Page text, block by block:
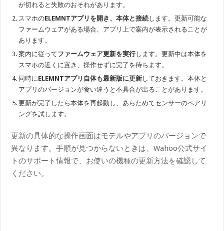
が切れると失敗のおそれがあります。
スマホのELEMNTアプリを開き、本体と接続します。更新可能な
ファームウェアがある場合、アプリ上で案内が表示されることが
あります。
案内に従ってファームウェア更新を実行します。更新中は本体を
スマホの近くに置き、操作せずに完了を待ちます。
同時に ELEMNTアプリ自体も最新版に更新しておきます。本体と
アプリのバージョンが食い違うと不具合が出ることがあります。
更新が完了したら本体を再起動し、あらためてセンサーのペアリ
ングを試します。
更新の具体的な操作画面はモデルやアプリのバージョンで
異なります。手順が見つからないときは、Wahoo公式サイ
トのサポート情報で、お使いの機種の更新方法を確認して
ください。